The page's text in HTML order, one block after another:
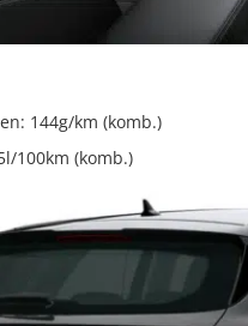
144g/km (komb.)
100km (komb.)